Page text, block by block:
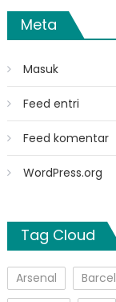
Meta
Masuk
Feed entri
Feed komentar
WordPress.org
Tag Cloud
Arsenal